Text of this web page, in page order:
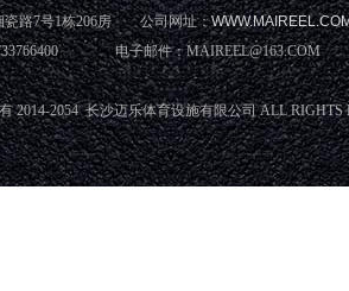
瓷路7号1栋206房 公司网址：
电子邮件：MAIREEL@163.COM
2014-2054 长沙迈乐体育设施有限公司 ALL RIGHTS